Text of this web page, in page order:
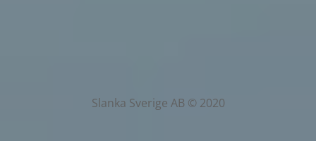
Slanka Sverige AB © 2020